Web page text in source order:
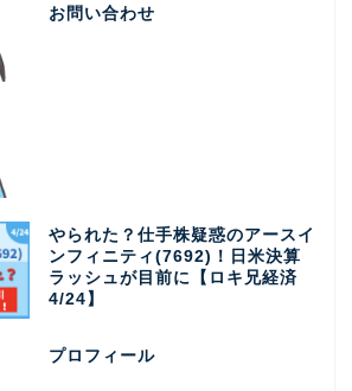
お問い合わせ
やられた？仕手株疑惑のアースイ
ンフィニティ(7692)！日米決算
ラッシュが目前に【ロキ兄経済
4/24】
プロフィール